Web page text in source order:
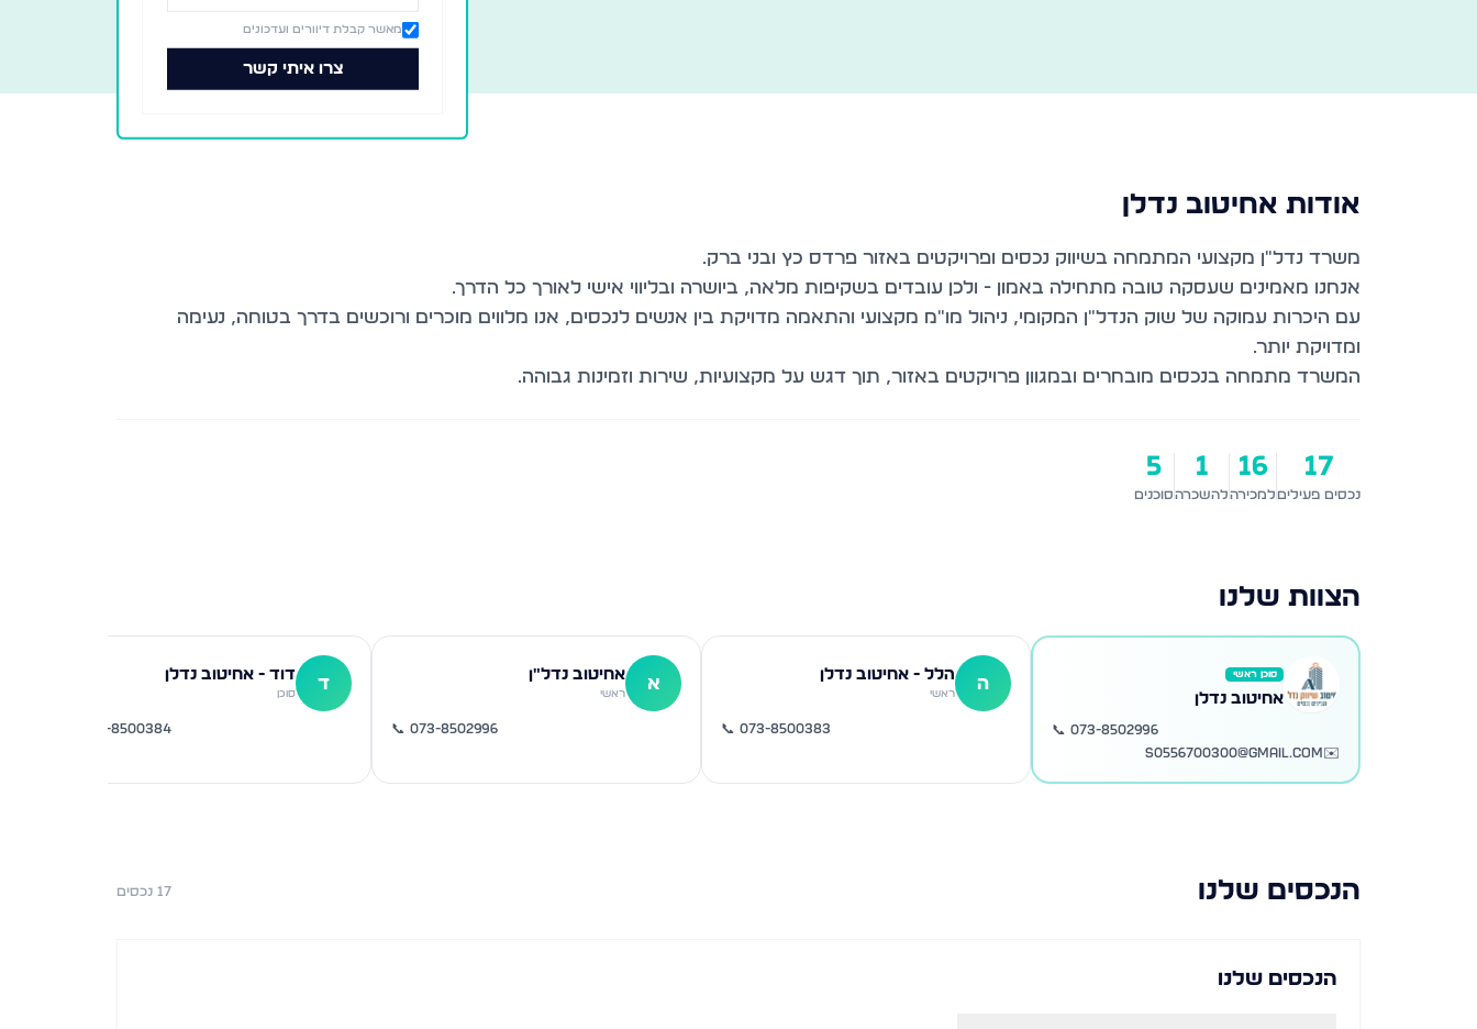
מאשר קבלת דיוורים ועדכונים
צרו איתי קשר
אודות אחיטוב נדלן
עם היכרות עמוקה של שוק הנדל״ן המקומי, ניהול מו״מ מקצועי והתאמה מדויקת בין אנשים לנכסים, אנו מלווים מוכרים ורוכשים בדרך בטוחה, נעימה
המשרד מתמחה בנכסים מובחרים ובמגוון פרויקטים באזור, תוך דגש על מקצועיות, שירות וזמינות גבוהה.
17
נכסים פעילים
16
למכירה
1
להשכרה
5
סוכנים
הצוות שלנו
סוכן ראשי
אחיטוב נדלן
📞 073-8502996
✉️
s0556700300@gmail.com
ה הלל - אחיטוב נדלן
ראשי
📞 073-8500383
א אחיטוב נדל"ן
ראשי
📞 073-8502996
ד דוד - אחיטוב נדלן
סוכן
073-8500384
הנכסים שלנו 17 נכסים
הנכסים שלנו